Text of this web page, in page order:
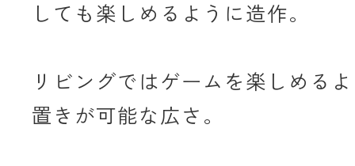
しても楽しめるように造作。
リビングではゲームを楽しめる
置きが可能な広さ。